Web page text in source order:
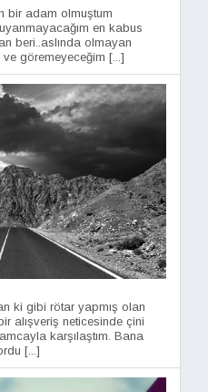
bir adam olmuştum
en kabus
beri..aslında olmayan
göremeyeceğim [...]
ki gibi rötar yapmış olan
alışveriş neticesinde çini
karşılaştım. Bana
[...]